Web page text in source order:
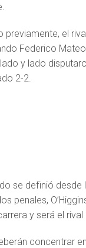
previamente, el
Federico
y lado
2-2.
se definió desde
penales,
y será el rival
concentrar